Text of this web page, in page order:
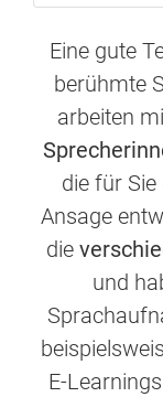
Eine gute
berühmte
arbeiten
die für
Ansage
die
und
E-